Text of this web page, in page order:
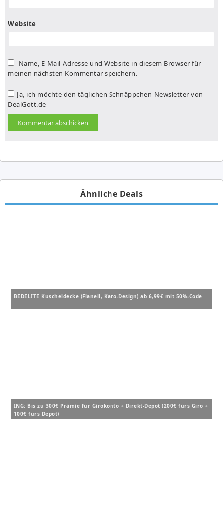
Website
Name, E-Mail-Adresse und Website in diesem Browser für
meinen nächsten Kommentar speichern.
Ja, ich möchte den täglichen Schnäppchen-Newsletter von
DealGott.de
Ähnliche Deals
BEDELITE Kuscheldecke (Flanell, Karo-Design) ab 6,99€ mit 50%-Code
ING: Bis zu 300€ Prämie für Girokonto + Direkt-Depot (200€ fürs Giro +
100€ fürs Depot)